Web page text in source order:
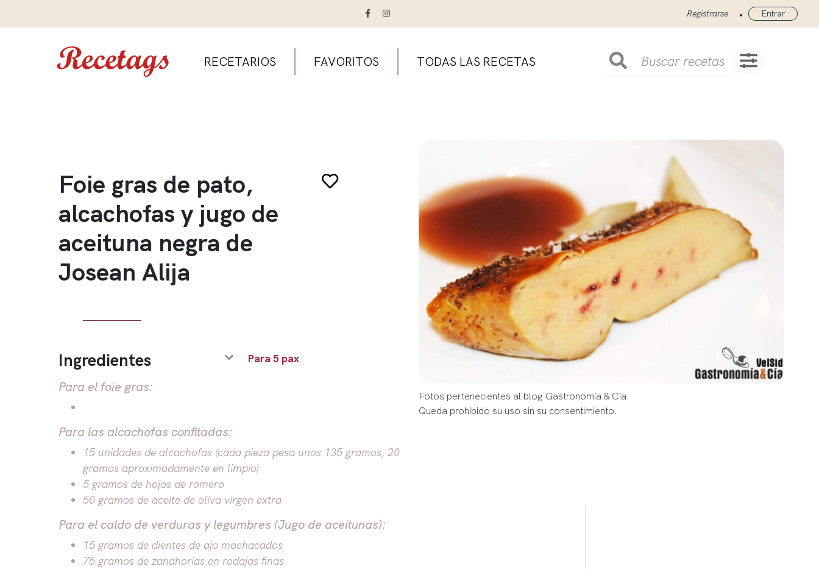
Registrarse • Entrar
RECETARIOS FAVORITOS TODAS LAS RECETAS
Foie gras de pato,
alcachofas y jugo de
aceituna negra de
Josean Alija
Ingredientes Para 5 pax
Para el foie gras:
Para las alcachofas confitadas:
15 unidades de alcachofas (cada pieza pesa unos 135 gramos, 20
gramos aproximadamente en limpio)
5 gramos de hojas de romero
50 gramos de aceite de oliva virgen extra
Para el caldo de verduras y legumbres (Jugo de aceitunas):
15 gramos de dientes de ajo machacados
75 gramos de zanahorias en rodajas finas
Fotos pertenecientes al blog Gastronomía & Cía.
Queda prohibido su uso sin su consentimiento.